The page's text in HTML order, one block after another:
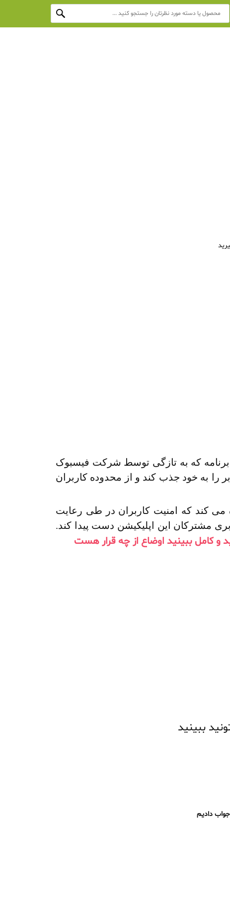
برنامه که به تازگی توسط شرکت فیسبوک
را به خود جذب کند و از محدوده کاربران
می کند که امنیت کاربران در طی رعایت
مشترکان این اپلیکیشن دست پیدا کند.
و کامل ببینید اوضاع از چه قرار هست
ببینید
دادیم